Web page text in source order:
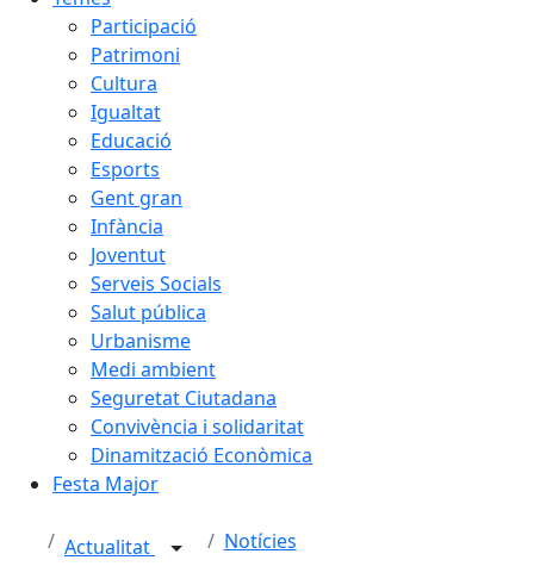
Participació
Patrimoni
Cultura
Igualtat
Educació
Esports
Gent gran
Infància
Joventut
Serveis Socials
Salut pública
Urbanisme
Medi ambient
Seguretat Ciutadana
Convivència i solidaritat
Dinamització Econòmica
Festa Major
Actualitat Notícies